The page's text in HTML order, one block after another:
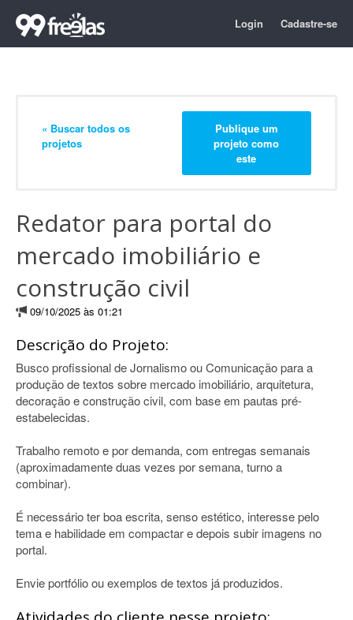
Login Cadastre-se
« Buscar todos os
projetos
Publique um
projeto como
este
Redator para portal do
mercado imobiliário e
construção civil
09/10/2025 às 01:21
Descrição do Projeto:
Busco profissional de Jornalismo ou Comunicação para a
produção de textos sobre mercado imobiliário, arquitetura,
decoração e construção civil, com base em pautas pré-
estabelecidas.
Trabalho remoto e por demanda, com entregas semanais
(aproximadamente duas vezes por semana, turno a
combinar).
É necessário ter boa escrita, senso estético, interesse pelo
tema e habilidade em compactar e depois subir imagens no
portal.
Envie portfólio ou exemplos de textos já produzidos.